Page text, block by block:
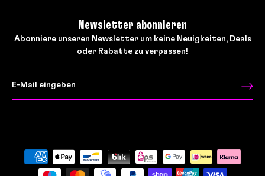
Newsletter abonnieren
Abonniere unseren Newsletter um keine Neuigkeiten, Deals
oder Rabatte zu verpassen!